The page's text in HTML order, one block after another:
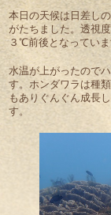
本日の天候は日差し
がたちました。透視
３℃前後となっていま
水温が上がったので
す。ホンダワラは種
もありぐんぐん成長
す。